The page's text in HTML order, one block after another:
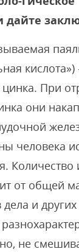
дайте
При
они
человека
Количество
от общей
дела и
не